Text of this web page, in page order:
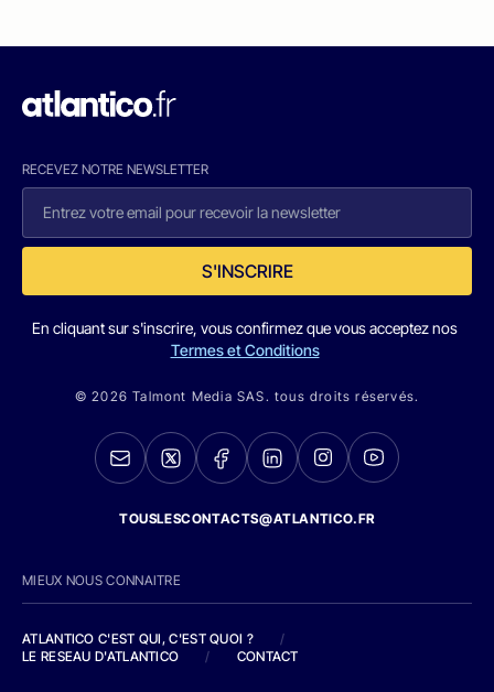
RECEVEZ NOTRE NEWSLETTER
S'INSCRIRE
En cliquant sur s'inscrire, vous confirmez que vous acceptez nos
Termes et Conditions
© 2026 Talmont Media SAS. tous droits réservés.
TOUSLESCONTACTS@ATLANTICO.FR
MIEUX NOUS CONNAITRE
ATLANTICO C'EST QUI, C'EST QUOI ?
/
LE RESEAU D'ATLANTICO
/ CONTACT